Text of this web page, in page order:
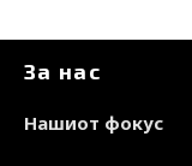
За нас
Нашиот фокус